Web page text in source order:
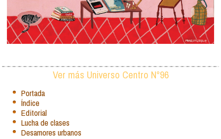
Ver más Universo Centro N°96
Portada
Índice
Editorial
Lucha de clases
Desamores urbanos